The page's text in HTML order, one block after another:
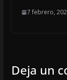
7 febrero,
Deja un